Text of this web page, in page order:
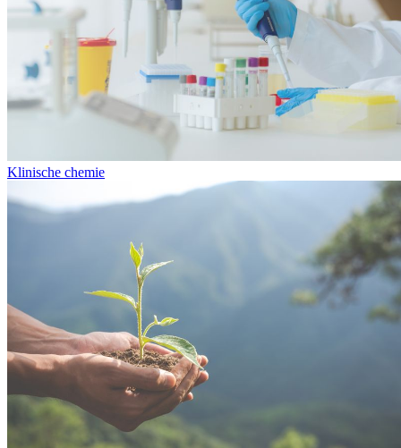
Klinische chemie